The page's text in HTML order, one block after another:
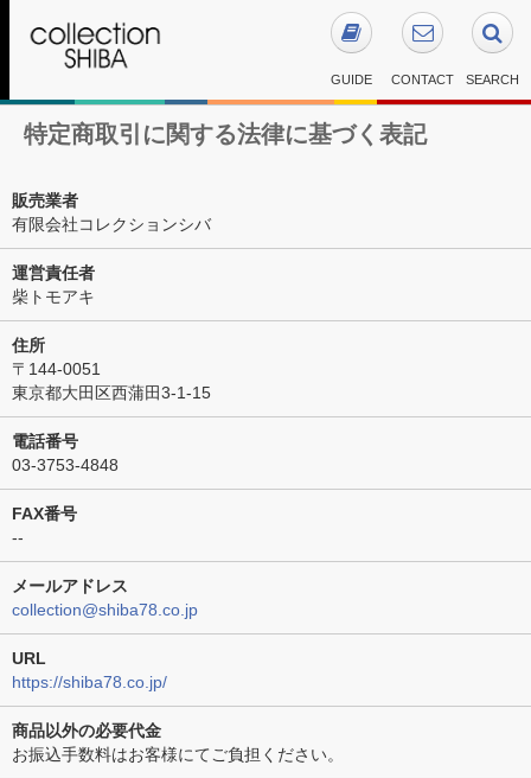
GUIDE CONTACT SEARCH
特定商取引に関する法律に基づく表記
販売業者
有限会社コレクションシバ
運営責任者
柴トモアキ
住所
〒144-0051
東京都大田区西蒲田3-1-15
電話番号
03-3753-4848
FAX番号
--
メールアドレス
collection@shiba78.co.jp
URL
https://shiba78.co.jp/
商品以外の必要代金
お振込手数料はお客様にてご負担ください。